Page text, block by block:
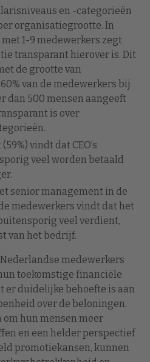
en -categorieën
organisatiegrootte. In
1-9 medewerkers zegt
transparant hierover is. Dit
de grootte van
van de medewerkers bij
dan 500 mensen aangeeft
is over
vindt dat CEO’s
veel worden betaald
senior management in de
medewerkers vindt dat het
veel verdient,
van het bedrijf.
medewerkers
toekomstige financiële
er duidelijke behoefte is aan
over de beloningen.
hun mensen meer
en een helder perspectief
promotiekansen, kunnen